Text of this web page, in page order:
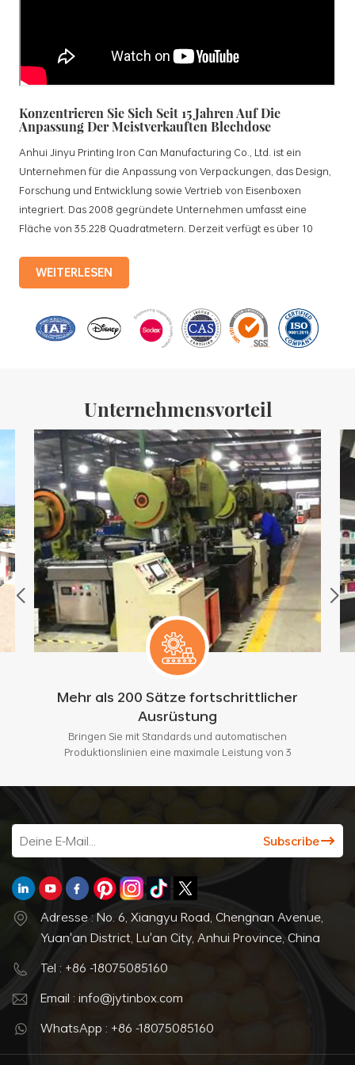
Konzentrieren Sie Sich Seit 15 Jahren Auf Die
Anpassung Der Meistverkauften Blechdose
Anhui Jinyu Printing Iron Can Manufacturing Co., Ltd. ist ein
Unternehmen für die Anpassung von Verpackungen, das Design,
Forschung und Entwicklung sowie Vertrieb von Eisenboxen
integriert. Das 2008 gegründete Unternehmen umfasst eine
Fläche von 35.228 Quadratmetern. Derzeit verfügt es über 10
Produktionslinien mit einer monatlichen Produktion von 3,5
Millionen Eisenkisten. Zu den Produkten des Unternehmens
Werbegeschenkdosen und Weißblechschalen usw.
Standardisierte Produktionslinien und 15 vollautomatische
WEITERLESEN
Unternehmensvorteil
Mehr als 200 Sätze fortschrittlicher
Ausrüstung
Bringen Sie mit Standards und automatischen
Produktionslinien eine maximale Leistung von 3
Adresse : No. 6, Xiangyu Road, Chengnan Avenue,
Yuan'an District, Lu'an City, Anhui Province, China
Tel : +86 -18075085160
Email : info@jytinbox.com
WhatsApp : +86 -18075085160